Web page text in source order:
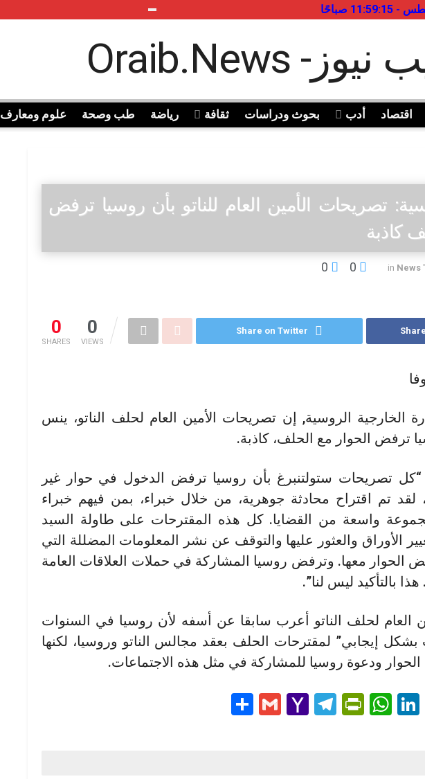
اقتصاد أدب بحوث ودراسات ثقافة رياضة طب وصحة علوم ومعارف
تصريحات الأمين العام للناتو بأن روسيا ترفض
كاذبة
in News
0
0
0
SHARES
0
VIEWS
Share on Twitter
الخارجية الروسية, إن تصريحات الأمين العام لحلف الناتو، ينس
ترفض الحوار مع الحلف، كاذبة.
“كل تصريحات ستولتنبرغ بأن روسيا ترفض الدخول في حوار غير
تم اقتراح محادثة جوهرية، من خلال خبراء، بمن فيهم خبراء
واسعة من القضايا. كل هذه المقترحات على طاولة السيد
الأوراق والعثور عليها والتوقف عن نشر المعلومات المضللة التي
الحوار معها. وترفض روسيا المشاركة في حملات العلاقات العامة
بالتأكيد ليس لنا”.
العام لحلف الناتو أعرب سابقا عن أسفه لأن روسيا في السنوات
بشكل إيجابي” لمقترحات الحلف بعقد مجالس الناتو وروسيا، لكنها
ودعوة روسيا للمشاركة في مثل هذه الاجتماعات.
Pi
Li
W
Pr
T
Y
G